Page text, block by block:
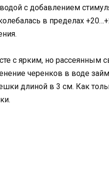
с добавлением
в пределах
с ярким, но рассеянным
черенков в воде
длиной в 3 см. Как